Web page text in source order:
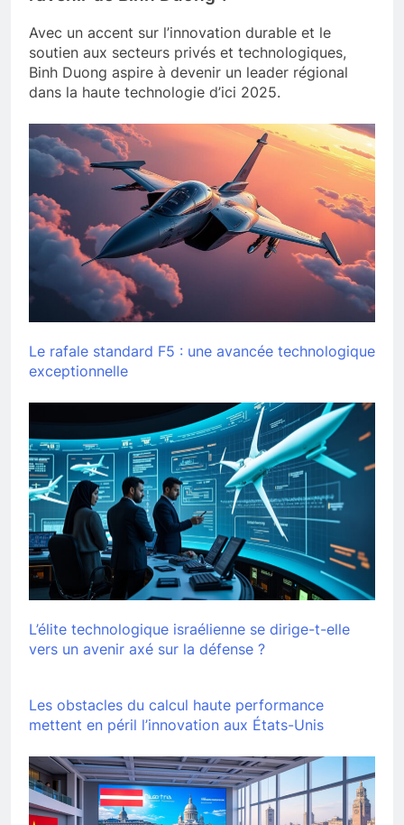
Avec un accent sur l’innovation durable et le
soutien aux secteurs privés et technologiques,
Binh Duong aspire à devenir un leader régional
dans la haute technologie d’ici 2025.
Le rafale standard F5 : une avancée technologique
exceptionnelle
L’élite technologique israélienne se dirige-t-elle
vers un avenir axé sur la défense ?
Les obstacles du calcul haute performance
mettent en péril l’innovation aux États-Unis